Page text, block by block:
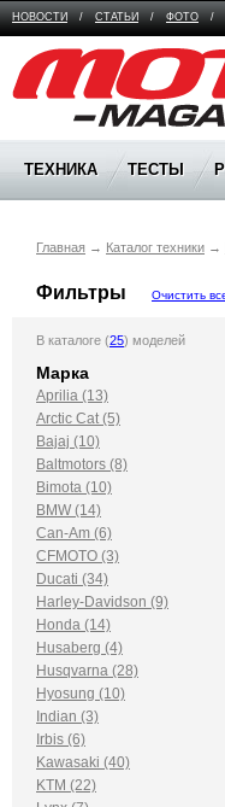
НОВОСТИ / СТАТЬИ / ФОТО /
Moto Magazine
ТЕХНИКА ТЕСТЫ
Главная → Каталог техники →
Фильтры Очистить
В каталоге (25) моделей
Марка
Aprilia (13)
Arctic Cat (5)
Bajaj (10)
Baltmotors (8)
Bimota (10)
BMW (14)
Can-Am (6)
CFMOTO (3)
Ducati (34)
Harley-Davidson (9)
Honda (14)
Husaberg (4)
Husqvarna (28)
Hyosung (10)
Indian (3)
Irbis (6)
Kawasaki (40)
KTM (22)